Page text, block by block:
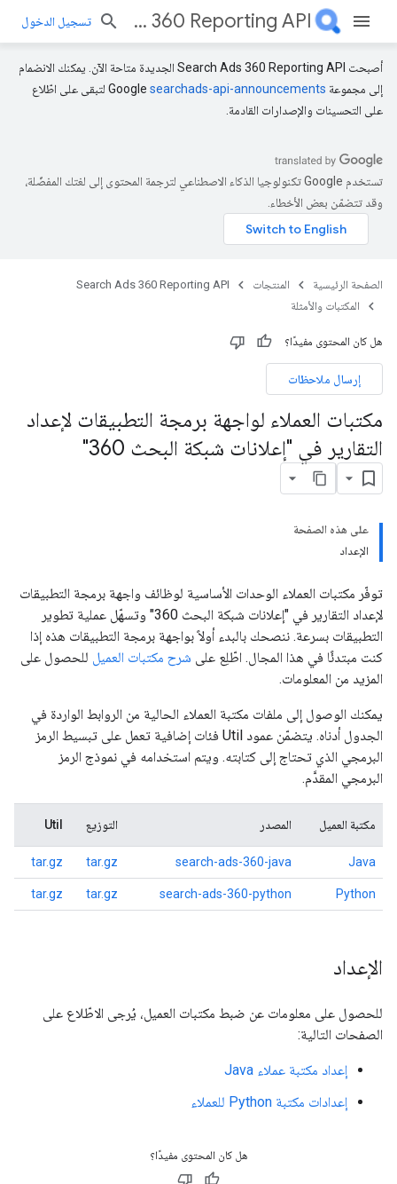
Search Ads 360 Reporting API تسجيل الدخول
أصبحت Search Ads 360 Reporting API الجديدة متاحة الآن. يمكنك الانضمام
إلى مجموعة Google searchads-api-announcements
لتبقى على اطّلاع
على التحسينات والإصدارات القادمة.
تستخدم Google تكنولوجيا الذكاء الاصطناعي لترجمة المحتوى إلى لغتك المفضّلة،
وقد تتضمّن بعض الأخطاء.
الصفحة الرئيسية المنتجات
Search Ads 360 Reporting API
المكتبات والأمثلة
هل كان المحتوى مفيدًا؟
إرسال ملاحظات
مكتبات العملاء لواجهة برمجة التطبيقات لإعداد
التقارير في "إعلانات شبكة البحث 360"
على هذه الصفحة
الإعداد
توفّر مكتبات العملاء الوحدات الأساسية لوظائف واجهة برمجة التطبيقات
لإعداد التقارير في "إعلانات شبكة البحث 360" وتسهّل عملية تطوير
التطبيقات بسرعة. ننصحك بالبدء أولاً بواجهة برمجة التطبيقات هذه إذا
كنت مبتدئًا في هذا المجال. اطّلِع على شرح مكتبات العميل للحصول على
المزيد من المعلومات.
يمكنك الوصول إلى ملفات مكتبة العملاء الحالية من الروابط الواردة في
الجدول أدناه. يتضمّن عمود Util فئات إضافية تعمل على تبسيط الرمز
البرمجي الذي تحتاج إلى كتابته. ويتم استخدامه في نموذج الرمز
البرمجي المقدَّم.
مكتبة العميل المصدر التوزيع Util
Java
search-ads-360-java
tar.gz
tar.gz
Python
search-ads-360-python
tar.gz
tar.gz
الإعداد
للحصول على معلومات عن ضبط مكتبات العميل، يُرجى الاطّلاع على
الصفحات التالية:
إعداد مكتبة عملاء Java
إعدادات مكتبة Python للعملاء
هل كان المحتوى مفيدًا؟